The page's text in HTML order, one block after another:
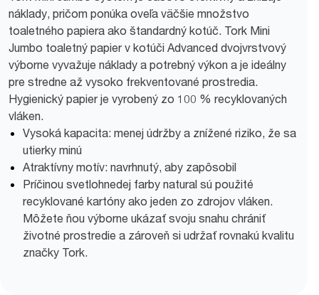
náklady, pričom ponúka oveľa väčšie množstvo
toaletného papiera ako štandardný kotúč. Tork Mini
Jumbo toaletný papier v kotúči Advanced dvojvrstvový
výborne vyvažuje náklady a potrebný výkon a je ideálny
pre stredne až vysoko frekventované prostredia.
Hygienický papier je vyrobený zo 100 % recyklovaných
vláken.
Vysoká kapacita: menej údržby a znížené riziko, že sa
utierky minú
Atraktívny motív: navrhnutý, aby zapôsobil
Príčinou svetlohnedej farby natural sú použité
recyklované kartóny ako jeden zo zdrojov vláken.
Môžete ňou výborne ukázať svoju snahu chrániť
životné prostredie a zároveň si udržať rovnakú kvalitu
značky Tork.